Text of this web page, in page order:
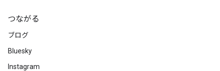
つながる
ブログ
Bluesky
Instagram